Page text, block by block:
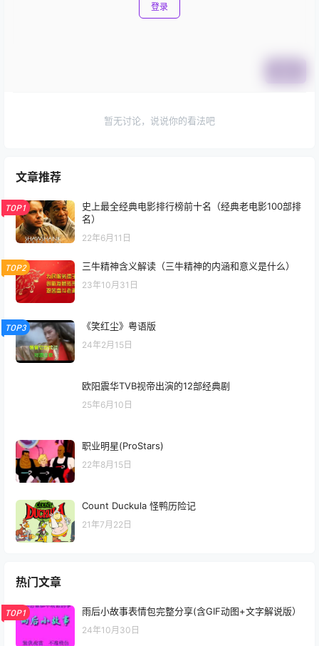
登录
暂无讨论，说说你的看法吧
文章推荐
TOP1
史上最全经典电影排行榜前十名（经典老电影100部排
名）
22年6月11日
TOP2 三牛精神含义解读（三牛精神的内涵和意义是什么）
23年10月31日
TOP3 《笑红尘》粤语版
24年2月15日
欧阳震华TVB视帝出演的12部经典剧
25年6月10日
职业明星(ProStars)
22年8月15日
Count Duckula 怪鸭历险记
21年7月22日
热门文章
TOP1 雨后小故事表情包完整分享(含GIF动图+文字解说版）
24年10月30日